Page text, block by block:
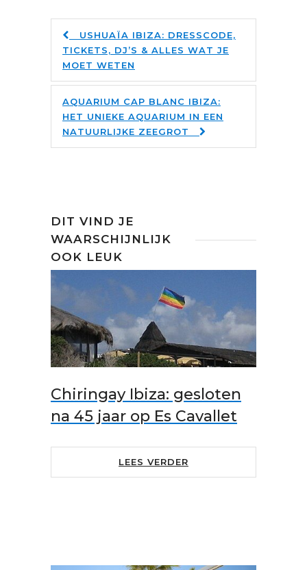
USHUAÏA IBIZA: DRESSCODE,
TICKETS, DJ’S & ALLES WAT JE
MOET WETEN
AQUARIUM CAP BLANC IBIZA:
HET UNIEKE AQUARIUM IN EEN
NATUURLIJKE ZEEGROT
DIT VIND JE
WAARSCHIJNLIJK
OOK LEUK
Chiringay Ibiza: gesloten
na 45 jaar op Es Cavallet
LEES VERDER